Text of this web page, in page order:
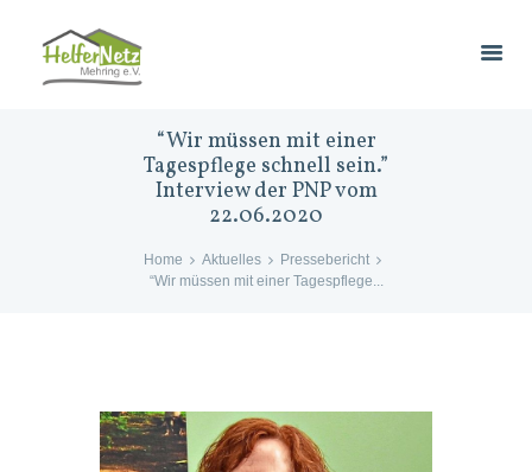
“Wir müssen mit einer
Tagespflege schnell sein.”
Interview der PNP vom
22.06.2020
Home Aktuelles
Pressebericht
“Wir müssen mit einer Tagespflege...